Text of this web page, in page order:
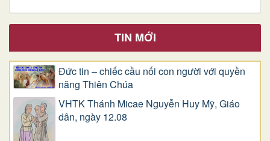
TIN MỚI
Đức tin – chiếc cầu nối con người với quyền
năng Thiên Chúa
VHTK Thánh Micae Nguyễn Huy Mỹ, Giáo
dân, ngày 12.08